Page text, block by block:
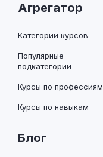
Агрегатор
Категории курсов
Популярные
подкатегории
Курсы по профессиям
Курсы по навыкам
Блог